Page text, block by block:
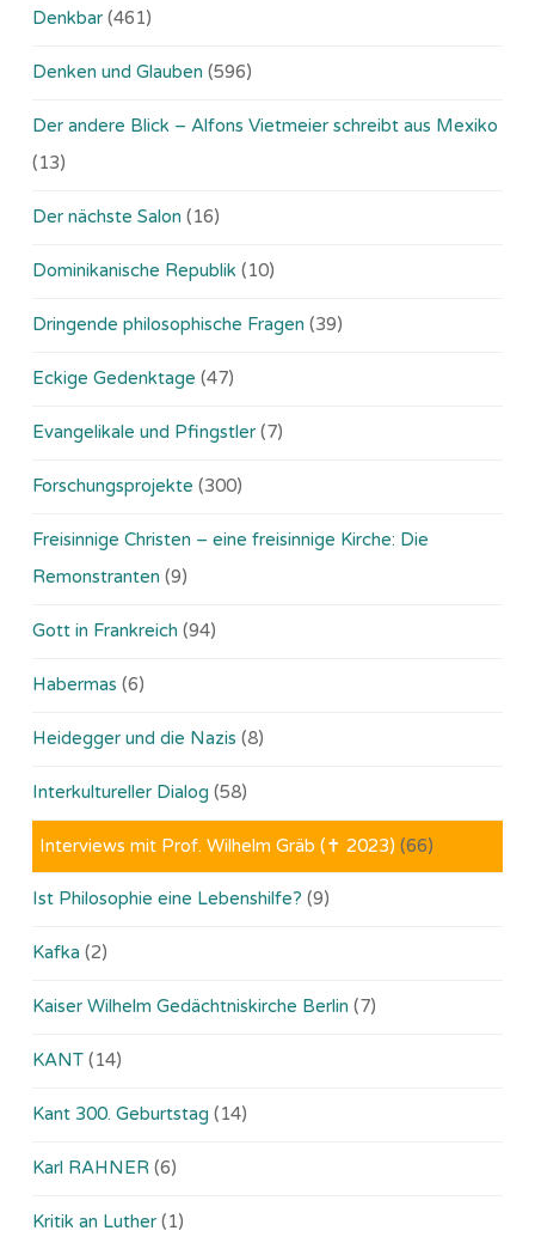
Denkbar (461)
Denken und Glauben (596)
Der andere Blick – Alfons Vietmeier schreibt aus Mexiko
(13)
Der nächste Salon (16)
Dominikanische Republik (10)
Dringende philosophische Fragen (39)
Eckige Gedenktage (47)
Evangelikale und Pfingstler (7)
Forschungsprojekte (300)
Freisinnige Christen – eine freisinnige Kirche: Die
Remonstranten (9)
Gott in Frankreich (94)
Habermas (6)
Heidegger und die Nazis (8)
Interkultureller Dialog (58)
Interviews mit Prof. Wilhelm Gräb (✝ 2023) (66)
Ist Philosophie eine Lebenshilfe? (9)
Kafka (2)
Kaiser Wilhelm Gedächtniskirche Berlin (7)
KANT (14)
Kant 300. Geburtstag (14)
Karl RAHNER (6)
Kritik an Luther (1)